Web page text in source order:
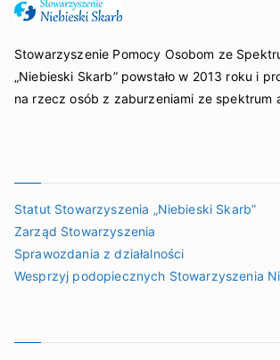
Stowarzyszenie Pomocy Osobom ze
„Niebieski Skarb” powstało w 2013 roku i
na rzecz osób z zaburzeniami ze spektrum
Statut Stowarzyszenia „Niebieski Skarb”
Zarząd Stowarzyszenia
Sprawozdania z działalności
Wesprzyj podopiecznych Stowarzyszenia